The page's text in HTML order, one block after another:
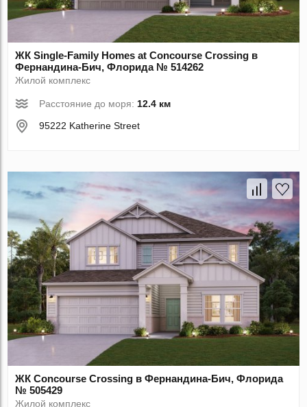
ЖК Single-Family Homes at Concourse Crossing в
Фернандина-Бич, Флорида № 514262
Жилой комплекс
Расстояние до моря: 12.4 км
95222 Katherine Street
ЖК Concourse Crossing в Фернандина-Бич, Флорида
№ 505429
Жилой комплекс